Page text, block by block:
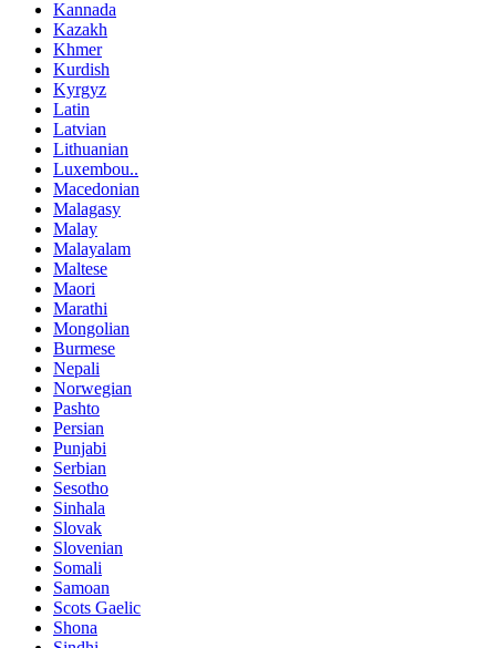
Kannada
Kazakh
Khmer
Kurdish
Kyrgyz
Latin
Latvian
Lithuanian
Luxembou..
Macedonian
Malagasy
Malay
Malayalam
Maltese
Maori
Marathi
Mongolian
Burmese
Nepali
Norwegian
Pashto
Persian
Punjabi
Serbian
Sesotho
Sinhala
Slovak
Slovenian
Somali
Samoan
Scots Gaelic
Shona